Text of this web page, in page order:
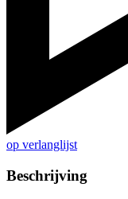
op verlanglijst
Beschrijving